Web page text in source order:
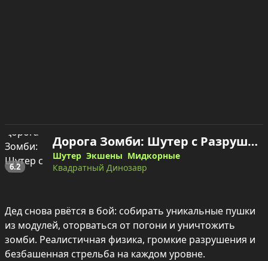
6.2
Дорога Зомби: Шутер с Разрушениями — играть онлайн
Шутер Экшены Мидкорные
Квадратный Динозавр
Дед снова рвётся в бой: собирать уникальные пушки
из модулей, оторваться от погони и уничтожить
зомби. Реалистичная физика, громкие разрушения и
безбашенная стрельба на каждом уровне.